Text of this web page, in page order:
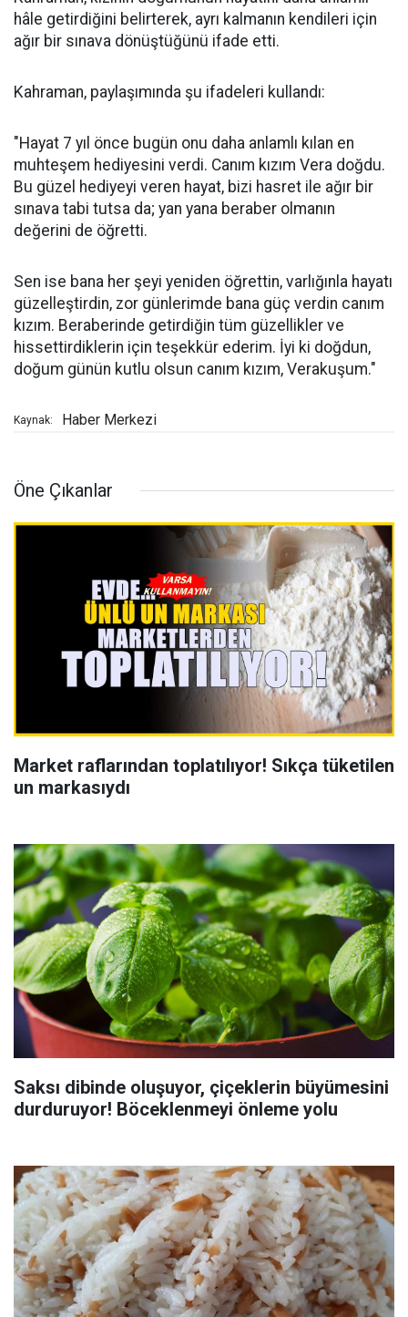
hâle getirdiğini belirterek, ayrı kalmanın kendileri için
ağır bir sınava dönüştüğünü ifade etti.
Kahraman, paylaşımında şu ifadeleri kullandı:
"Hayat 7 yıl önce bugün onu daha anlamlı kılan en
muhteşem hediyesini verdi. Canım kızım Vera doğdu.
Bu güzel hediyeyi veren hayat, bizi hasret ile ağır bir
sınava tabi tutsa da; yan yana beraber olmanın
değerini de öğretti.
Sen ise bana her şeyi yeniden öğrettin, varlığınla hayatı
güzelleştirdin, zor günlerimde bana güç verdin canım
kızım. Beraberinde getirdiğin tüm güzellikler ve
hissettirdiklerin için teşekkür ederim. İyi ki doğdun,
doğum günün kutlu olsun canım kızım, Verakuşum."
Kaynak: Haber Merkezi
Öne Çıkanlar
Market raflarından toplatılıyor! Sıkça tüketilen
un markasıydı
Saksı dibinde oluşuyor, çiçeklerin büyümesini
durduruyor! Böceklenmeyi önleme yolu